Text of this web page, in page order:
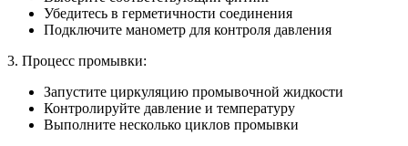
Убедитесь в герметичности соединения
Подключите манометр для контроля давления
3. Процесс промывки:
Запустите циркуляцию промывочной жидкости
Контролируйте давление и температуру
Выполните несколько циклов промывки